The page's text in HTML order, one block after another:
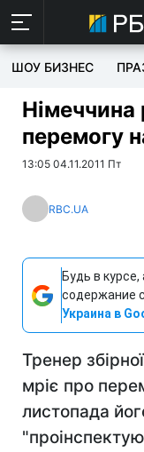
ШОУ БИЗНЕС
Німеччина
перемогу
13:05 04.11.2011 Пт
RBC.UA
Будь в
содержание
Украина в
Тренер
мріє про
листопада